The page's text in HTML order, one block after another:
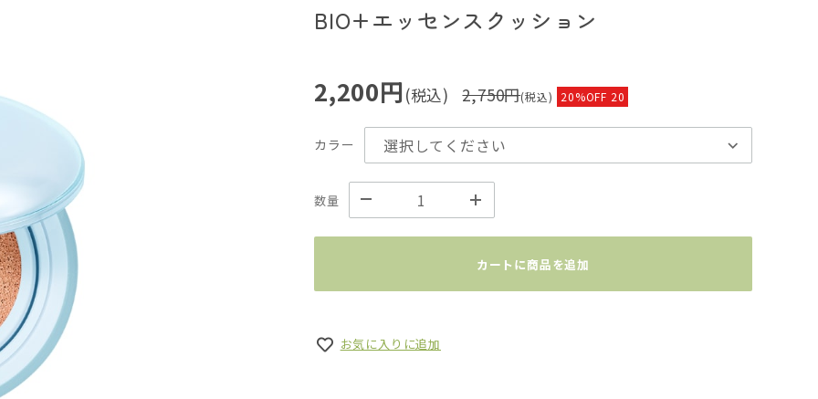
BIO+エッセンスクッション
2,200円 (税込) 2,750円(税込) 20%OFF 20
カラー
数量
カートに商品を追加
お気に入りに追加